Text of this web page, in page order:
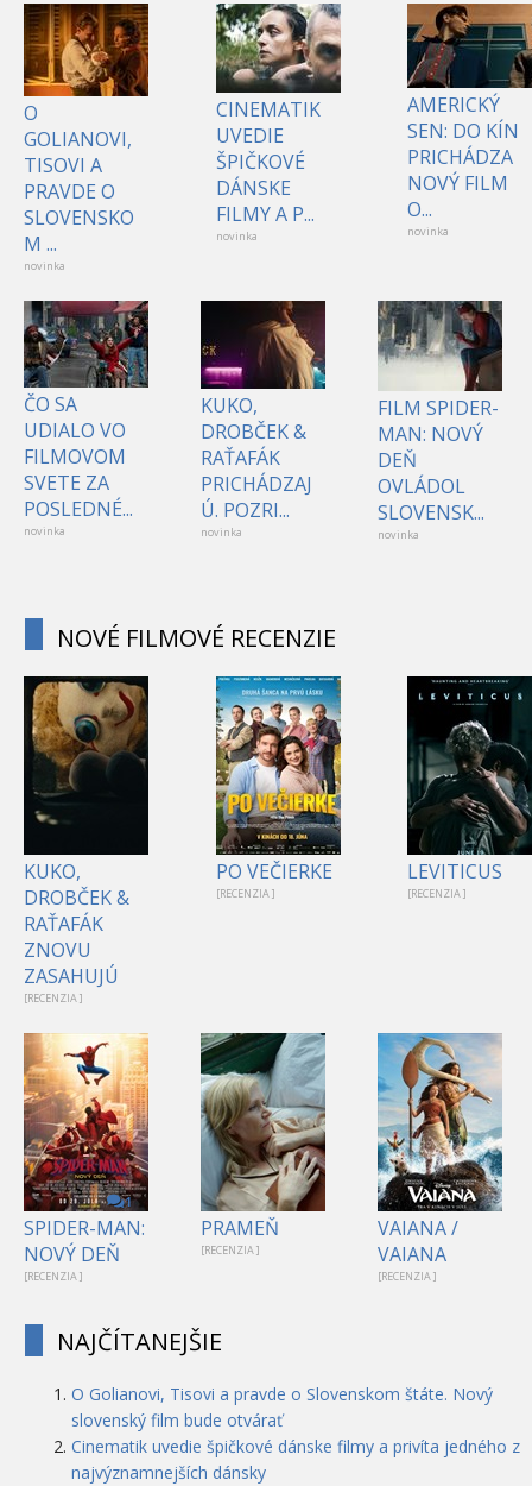
O
GOLIANOVI,
TISOVI A
PRAVDE O
SLOVENSKO
M ...
novinka
CINEMATIK
UVEDIE
ŠPIČKOVÉ
DÁNSKE
FILMY A P...
novinka
AMERICKÝ
SEN: DO KÍN
PRICHÁDZA
NOVÝ FILM
O...
novinka
ČO SA
UDIALO VO
FILMOVOM
SVETE ZA
POSLEDNÉ...
novinka
KUKO,
DROBČEK &
RAŤAFÁK
PRICHÁDZAJ
Ú. POZRI...
novinka
FILM SPIDER-
MAN: NOVÝ
DEŇ
OVLÁDOL
SLOVENSK...
novinka
NOVÉ FILMOVÉ RECENZIE
KUKO,
DROBČEK &
RAŤAFÁK
ZNOVU
ZASAHUJÚ
[RECENZIA ]
PO VEČIERKE
[RECENZIA ]
LEVITICUS
[RECENZIA ]
1
SPIDER-MAN:
NOVÝ DEŇ
[RECENZIA ]
PRAMEŇ
[RECENZIA ]
VAIANA /
VAIANA
[RECENZIA ]
NAJČÍTANEJŠIE
O Golianovi, Tisovi a pravde o Slovenskom štáte. Nový
slovenský film bude otvárať
Cinematik uvedie špičkové dánske filmy a privíta jedného z
najvýznamnejších dánsky